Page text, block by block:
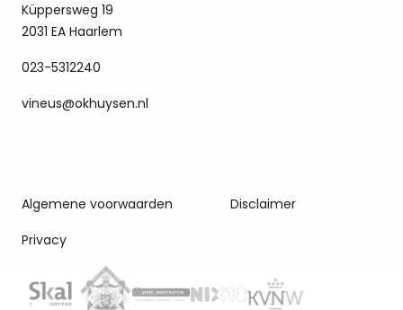
Küppersweg 19
2031 EA Haarlem
023-5312240
vineus@okhuysen.nl
Algemene voorwaarden
Disclaimer
Privacy